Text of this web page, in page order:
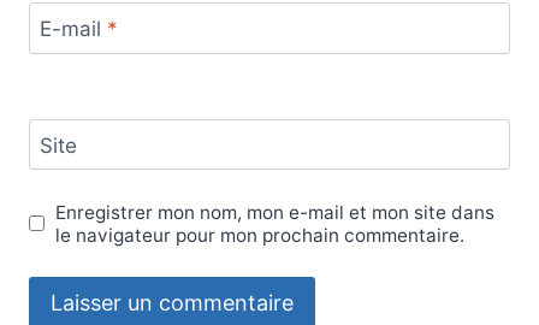
E-mail *
Site
Enregistrer mon nom, mon e-mail et mon site dans
le navigateur pour mon prochain commentaire.